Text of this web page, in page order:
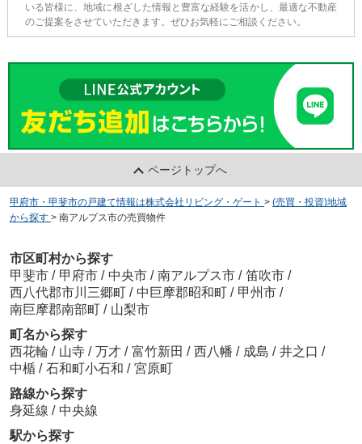
いる皆様に、地域に根ざした情報と豊富な経験を活かし、最適な不動産
のご提案をさせていただきます。ぜひお気軽にご相談ください。
ページトップへ
甲府市・甲斐市の戸建て情報は株式会社リビング・ゲート > (売買・投資)地域
から探す > 南アルプス市の売買物件
市区町村から探す
甲斐市 / 甲府市 / 中央市 / 南アルプス市 / 笛吹市 /
西八代郡市川三郷町 / 中巨摩郡昭和町 / 甲州市 /
南巨摩郡南部町 / 山梨市
町名から探す
西花輪 / 山寺 / 万才 / 富竹新田 / 西八幡 / 成島 / 井之口 /
中楯 / 石和町小石和 / 宮原町
路線から探す
身延線 / 中央線
駅から探す